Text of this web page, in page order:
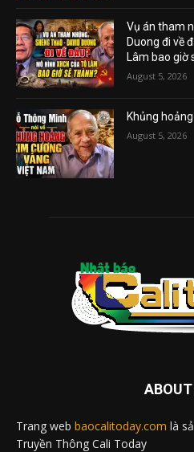
Vụ án tham
Duong đi về
Lâm bao giờ
August 5, 2026
Khủng
August 5, 2026
Trang web baocalitoday.com là
Truyền Thông Cali Today